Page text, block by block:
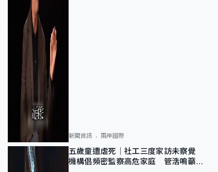
新聞資訊 兩岸國際
五歲童遭虐死｜社工三度家訪未察覺
機構倡頻密監察高危家庭 管浩鳴籲加